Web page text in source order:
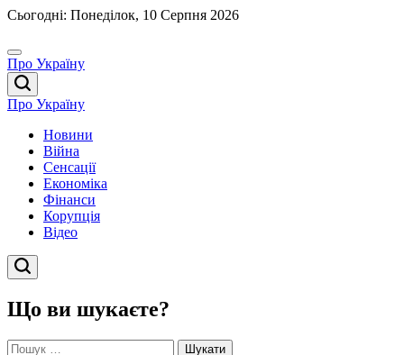
Перейти
вмісту
Сьогодні: Понеділок, 10 Серпня 2026
Про Україну
Про Україну
Новини
Війна
Сенсації
Економіка
Фінанси
Корупція
Відео
Що ви шукаєте?
Пошук: